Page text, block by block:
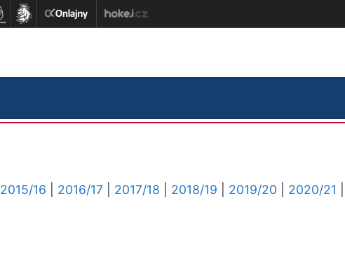
2015/16 2016/17 2017/18 2018/19 2019/20 2020/21